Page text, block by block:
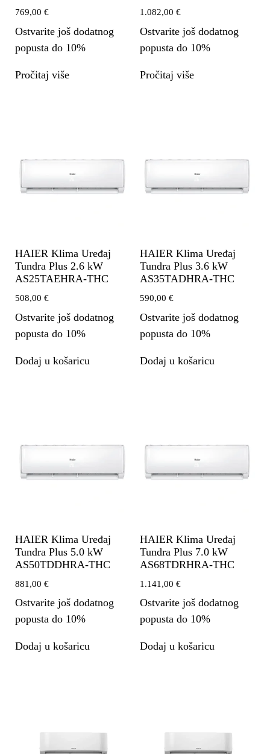
769,00 €
Ostvarite još dodatnog
popusta do 10%
Pročitaj više
1.082,00 €
Ostvarite još dodatnog
popusta do 10%
Pročitaj više
HAIER Klima Uređaj
Tundra Plus 2.6 kW
AS25TAEHRA-THC
508,00 €
Ostvarite još dodatnog
popusta do 10%
Dodaj u košaricu
HAIER Klima Uređaj
Tundra Plus 3.6 kW
AS35TADHRA-THC
590,00 €
Ostvarite još dodatnog
popusta do 10%
Dodaj u košaricu
HAIER Klima Uređaj
Tundra Plus 5.0 kW
AS50TDDHRA-THC
881,00 €
Ostvarite još dodatnog
popusta do 10%
Dodaj u košaricu
HAIER Klima Uređaj
Tundra Plus 7.0 kW
AS68TDRHRA-THC
1.141,00 €
Ostvarite još dodatnog
popusta do 10%
Dodaj u košaricu